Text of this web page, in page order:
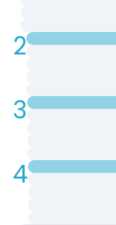
2
3
4